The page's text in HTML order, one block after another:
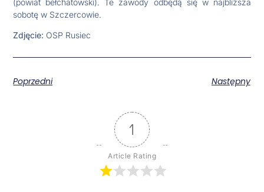
sobotę w Szczercowie.
Zdjęcie: OSP Rusiec
Poprzedni Następny
1
Article Rating